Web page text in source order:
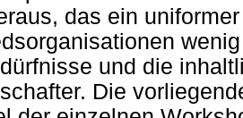
das ein
und die
Die